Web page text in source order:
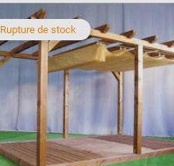
Rupture de stock